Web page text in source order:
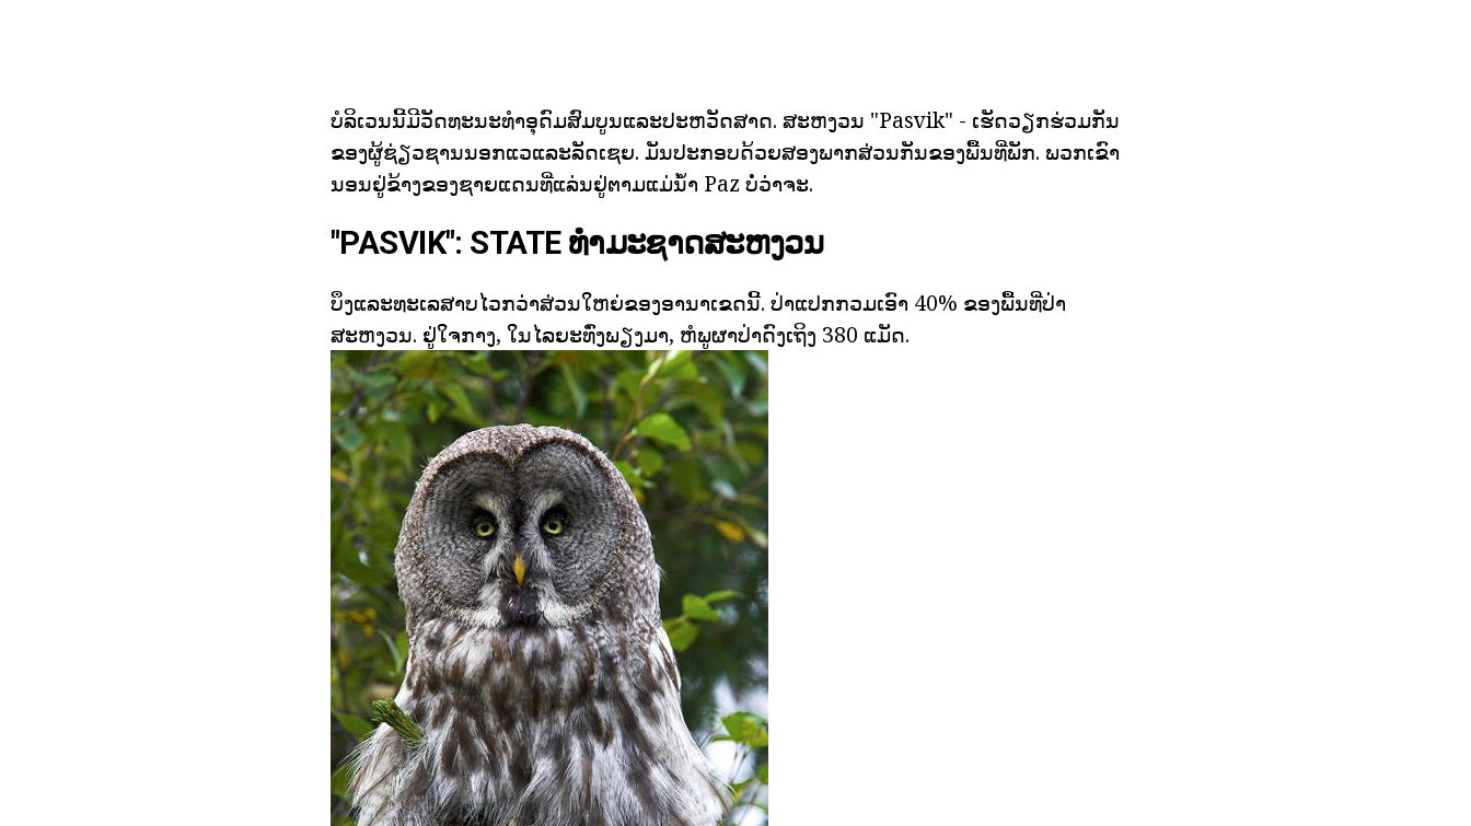
ບໍລິເວນນີ້ມີວັດທະນະທໍາອຸດົມສົມບູນແລະປະຫວັດສາດ. ສະຫງວນ "Pasvik" - ເຮັດວຽກຮ່ວມກັນ
ຂອງຜູ້ຊ່ຽວຊານນອກແວແລະລັດເຊຍ. ມັນປະກອບດ້ວຍສອງພາກສ່ວນກັນຂອງພື້ນທີ່ພັກ. ພວກເຂົາ
ນອນຢູ່ຂ້າງຂອງຊາຍແດນທີ່ແລ່ນຢູ່ຕາມແມ່ນ້ໍາ Paz ບໍ່ວ່າຈະ.
"PASVIK": STATE ທໍາມະຊາດສະຫງວນ
ບຶງແລະທະເລສາບໄວກວ່າສ່ວນໃຫຍ່ຂອງອານາເຂດນີ້. ປ່າແປກກວມເອົາ 40% ຂອງພື້ນທີ່ປ່າ
ສະຫງວນ. ຢູ່ໃຈກາງ, ໃນໄລຍະທົ່ງພຽງມາ, ຫໍພູຜາປ່າດົງເຖິງ 380 ແມັດ.